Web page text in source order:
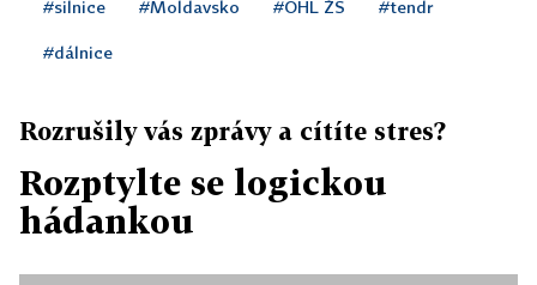
#silnice #Moldavsko #OHL ŽS #tendr
#dálnice
Rozrušily vás zprávy a cítíte stres?
Rozptylte se logickou
hádankou